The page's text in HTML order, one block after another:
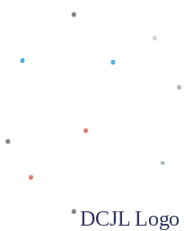
DCJL Logo